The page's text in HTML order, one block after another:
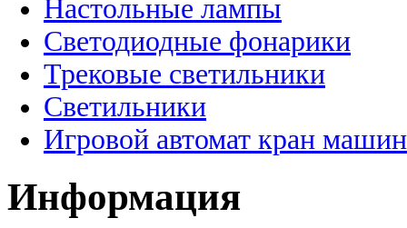
Настольные лампы
Светодиодные фонарики
Трековые светильники
Светильники
Игровой автомат кран
Информация